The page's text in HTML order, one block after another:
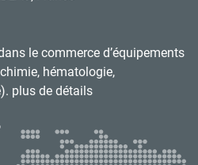
le commerce d’équipements
hématologie,
plus de détails